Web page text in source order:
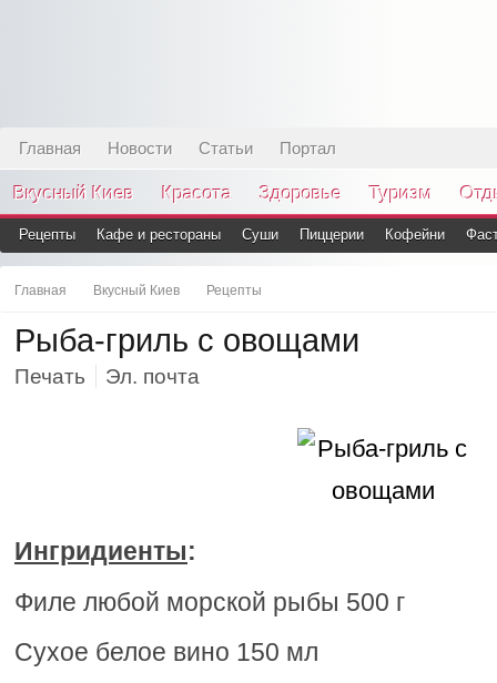
Главная Новости Статьи Портал
Вкусный Киев Красота Здоровье Туризм
Рецепты Кафе и рестораны Суши Пиццерии Кофейни
Главная Вкусный Киев Рецепты
Рыба-гриль с овощами
Печать Эл. почта
Ингридиенты:
Филе любой морской рыбы 500 г
Сухое белое вино 150 мл